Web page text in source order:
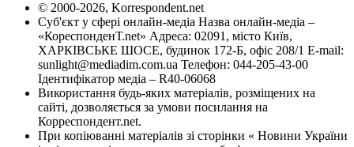
© 2000-2026, Korrespondent.net
Суб'єкт у сфері онлайн-медіа Назва онлайн-медіа –
«КореспонденТ.net» Адреса: 02091, місто Київ,
ХАРКІВСЬКЕ ШОСЕ, будинок 172-Б, офіс 208/1 E-mail:
sunlight@mediadim.com.ua Телефон: 044-205-43-00
Ідентифікатор медіа – R40-06068
Використання будь-яких матеріалів, розміщених на
сайті, дозволяється за умови посилання на
Корреспондент.net.
При копіюванні матеріалів зі сторінки « Новини України